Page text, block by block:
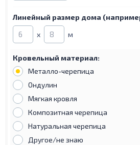
Линейный размер дома
х
м
Кровельный материал:
Металло-черепица
Ондулин
Мягкая кровля
Композитная черепица
Натуральная черепица
Другое/не знаю